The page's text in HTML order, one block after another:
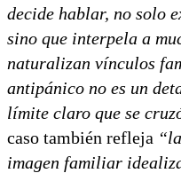
decide hablar, no solo
sino que interpela a
naturalizan vínculos
antipánico no es un
límite claro que se
caso también refleja
imagen familiar